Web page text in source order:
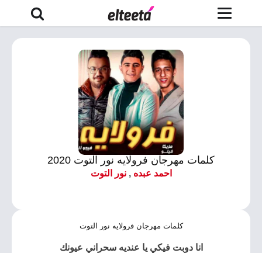
كلمات مهرجان فرولايه نور التوت 2020
احمد عبده ,نور التوت
كلمات مهرجان فرولايه نور التوت
انا دوبت فيكي يا عنديه سحراني عيونك